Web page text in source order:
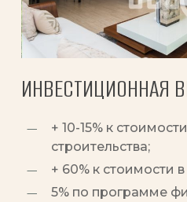
ИНВЕСТИЦИОННАЯ
+ 10-15% к
строительства;
+ 60% к стоимости
5% по программе